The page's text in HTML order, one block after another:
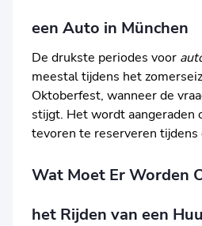
een Auto in München
De drukste periodes voor
meestal tijdens het
Oktoberfest, wanneer de
stijgt. Het wordt aangeraden
tevoren te reserveren tijdens
Wat Moet Er Worden
het Rijden van een